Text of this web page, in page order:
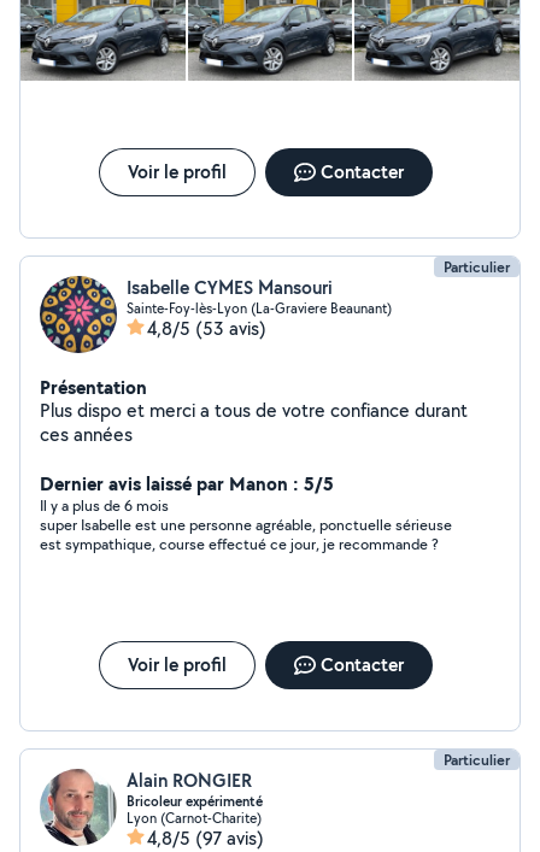
Voir le profil Contacter
Particulier
Isabelle CYMES Mansouri
Sainte-Foy-lès-Lyon (La-Graviere Beaunant)
4,8/5 (53 avis)
Présentation
Plus dispo et merci a tous de votre confiance durant
ces années
Dernier avis laissé par Manon : 5/5
Il y a plus de 6 mois
super Isabelle est une personne agréable, ponctuelle sérieuse
est sympathique, course effectué ce jour, je recommande ?
Voir le profil Contacter
Particulier
Alain RONGIER
Bricoleur expérimenté
Lyon (Carnot-Charite)
4,8/5 (97 avis)